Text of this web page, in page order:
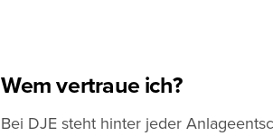
Wem vertraue ich?
Bei DJE steht hinter jeder